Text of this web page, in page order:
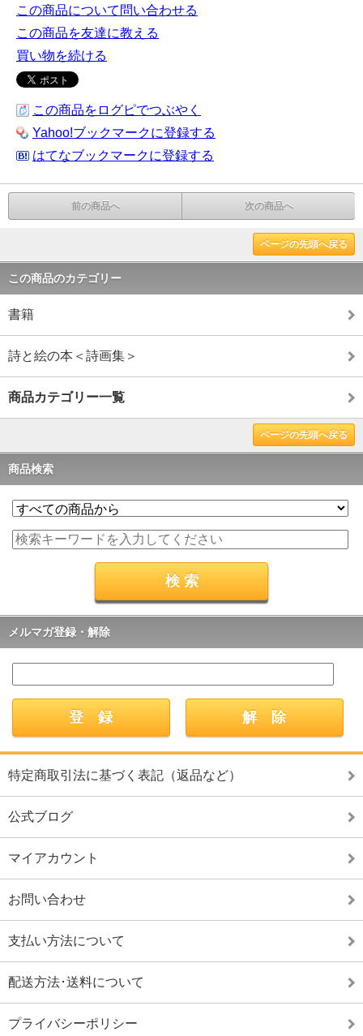
この商品について問い合わせる
この商品を友達に教える
買い物を続ける
この商品をログピでつぶやく
Yahoo!ブックマークに登録する
はてなブックマークに登録する
前の商品へ 次の商品へ
ページの先頭へ戻る
この商品のカテゴリー
書籍
詩と絵の本＜詩画集＞
商品カテゴリー一覧
ページの先頭へ戻る
商品検索
メルマガ登録・解除
特定商取引法に基づく表記（返品など）
公式ブログ
マイアカウント
お問い合わせ
支払い方法について
配送方法･送料について
プライバシーポリシー